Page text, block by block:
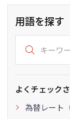
用語を探す
よくチェック
為替レート